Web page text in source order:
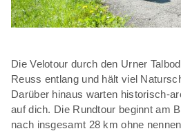
Die Velotour durch den Urner
Reuss entlang und hält viel
Darüber hinaus warten historisch-
auf dich. Die Rundtour beginnt am
nach insgesamt 28 km ohne